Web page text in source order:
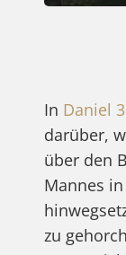
In Daniel 3
darüber,
über den
Mannes
zu